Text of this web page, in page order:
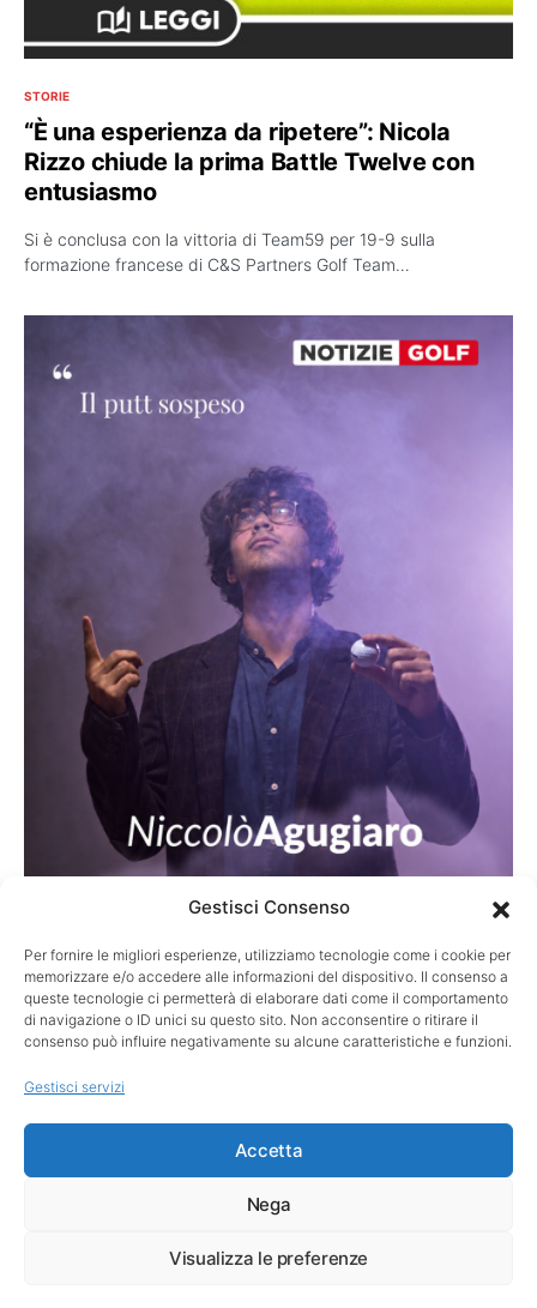
Gestisci Consenso
Per fornire le migliori esperienze, utilizziamo tecnologie come i cookie per
memorizzare e/o accedere alle informazioni del dispositivo. Il consenso a
queste tecnologie ci permetterà di elaborare dati come il comportamento
di navigazione o ID unici su questo sito. Non acconsentire o ritirare il
consenso può influire negativamente su alcune caratteristiche e funzioni.
Gestisci servizi
Accetta
Nega
Visualizza le preferenze
STORIE
“È una esperienza da ripetere”: Nicola
Rizzo chiude la prima Battle Twelve con
entusiasmo
Si è conclusa con la vittoria di Team59 per 19-9 sulla
formazione francese di C&S Partners Golf Team…
STORIE
Turnberry 2009: il putt sospeso tra vittoria
e memoria
Quando la palla resta sul bordo della buca, il golf misura ciò